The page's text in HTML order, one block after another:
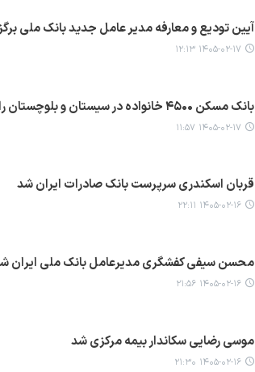
آیین تودیع و معارفه مدیر عامل جدید بانک ملی
۱۴۰۵-۰۲-۱۷ ۱۲:۱۳
بانک مسکن ۴۵۰۰ خانواده در سیستان و بلوچستان را خانه دار کرد
۱۴۰۵-۰۲-۱۷ ۱۱:۵۷
قربان اسکندری سرپرست بانک صادرات ایران شد
۱۴۰۵-۰۲-۱۶ ۲۲:۱۱
محسن سیفی کفشگری مدیرعامل بانک ملی ایران
۱۴۰۵-۰۲-۱۶ ۲۱:۵۶
موسی رضایی سکاندار بیمه مرکزی شد
۱۴۰۵-۰۲-۱۶ ۲۱:۳۰